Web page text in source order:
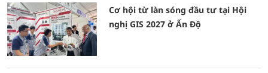
Cơ hội từ làn sóng đầu tư tại Hội
nghị GIS 2027 ở Ấn Độ